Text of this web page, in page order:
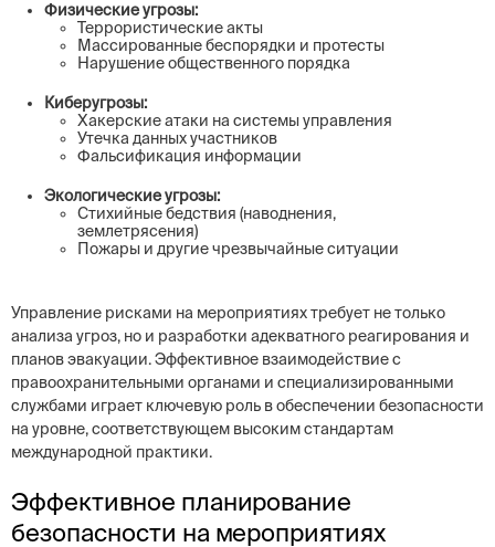
Физические угрозы:
Террористические акты
Массированные беспорядки и протесты
Нарушение общественного порядка
Киберугрозы:
Хакерские атаки на системы управления
Утечка данных участников
Фальсификация информации
Экологические угрозы:
Стихийные бедствия (наводнения,
землетрясения)
Пожары и другие чрезвычайные ситуации
Управление рисками на мероприятиях требует не только
анализа угроз, но и разработки адекватного реагирования и
планов эвакуации. Эффективное взаимодействие с
правоохранительными органами и специализированными
службами играет ключевую роль в обеспечении безопасности
на уровне, соответствующем высоким стандартам
международной практики.
Эффективное планирование
безопасности на мероприятиях